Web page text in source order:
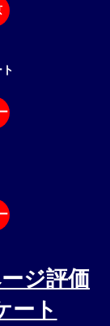
ジ評価
ート